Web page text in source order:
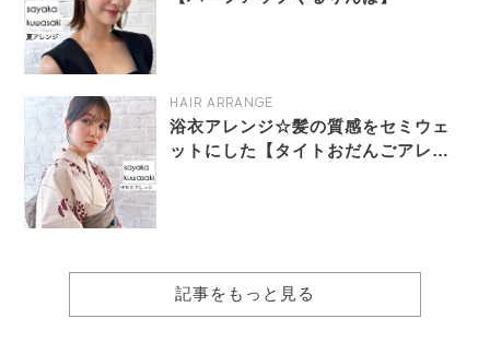
HAIR ARRANGE
浴衣アレンジ☆髪の質感をセミウェ
ットにした【タイトおだんごアレン
記事をもっと見る